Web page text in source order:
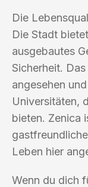
Die
Die Stadt
ausgebautes
Sicherheit.
angesehen
Universitäten,
bieten. Zenica
Leben hier
Wenn du dich